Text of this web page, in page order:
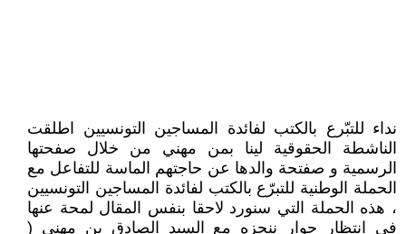
نداء للتبّرع بالكتب لفائدة المساجين التونسيين اطلقت
الناشطة الحقوقية لينا بمن مهني من خلال صفحتها
الرسمية و صفتحة والدها عن حاجتهم الماسة للتفاعل مع
الحملة الوطنية للتبرّع بالكتب لفائدة المساجين التونسيين
، هذه الحملة التي سنورد لاحقا بنفس المقال لمحة عنها
في انتظار حوار ننجزه مع السيد الصادق بن مهني (